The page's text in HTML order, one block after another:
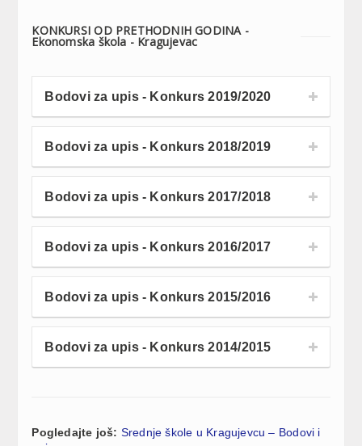
KONKURSI OD PRETHODNIH GODINA -
Ekonomska škola - Kragujevac
Bodovi za upis - Konkurs 2019/2020
Bodovi za upis - Konkurs 2018/2019
Bodovi za upis - Konkurs 2017/2018
Bodovi za upis - Konkurs 2016/2017
Bodovi za upis - Konkurs 2015/2016
Bodovi za upis - Konkurs 2014/2015
Pogledajte još: Srednje škole u Kragujevcu – Bodovi i